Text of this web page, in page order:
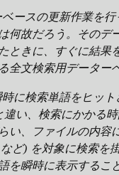
ースの更新作業を
何故だろう。そのデ
ときに、すぐに結果
全文検索用データー
に検索単語をヒッ
違い、検索にかかる
い、ファイルの内容
ど) を対象に検索を
を瞬時に表示するこ